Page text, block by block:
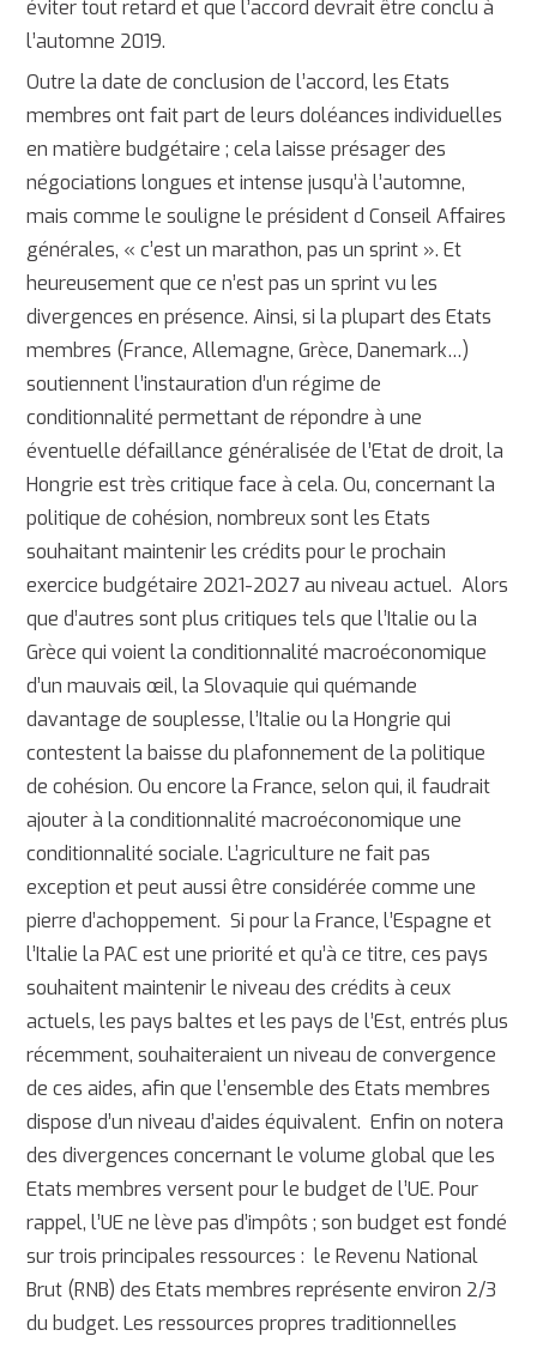
éviter tout retard et que l’accord devrait être conclu à
l’automne 2019.
Outre la date de conclusion de l’accord, les Etats
membres ont fait part de leurs doléances individuelles
en matière budgétaire ; cela laisse présager des
négociations longues et intense jusqu’à l’automne,
mais comme le souligne le président d Conseil Affaires
générales, « c’est un marathon, pas un sprint ». Et
heureusement que ce n’est pas un sprint vu les
divergences en présence. Ainsi, si la plupart des Etats
membres (France, Allemagne, Grèce, Danemark…)
soutiennent l’instauration d’un régime de
conditionnalité permettant de répondre à une
éventuelle défaillance généralisée de l’Etat de droit, la
Hongrie est très critique face à cela. Ou, concernant la
politique de cohésion, nombreux sont les Etats
souhaitant maintenir les crédits pour le prochain
exercice budgétaire 2021-2027 au niveau actuel. Alors
que d’autres sont plus critiques tels que l’Italie ou la
Grèce qui voient la conditionnalité macroéconomique
d’un mauvais œil, la Slovaquie qui quémande
davantage de souplesse, l’Italie ou la Hongrie qui
contestent la baisse du plafonnement de la politique
de cohésion. Ou encore la France, selon qui, il faudrait
ajouter à la conditionnalité macroéconomique une
conditionnalité sociale. L’agriculture ne fait pas
exception et peut aussi être considérée comme une
pierre d’achoppement. Si pour la France, l’Espagne et
l’Italie la PAC est une priorité et qu’à ce titre, ces pays
souhaitent maintenir le niveau des crédits à ceux
actuels, les pays baltes et les pays de l’Est, entrés plus
récemment, souhaiteraient un niveau de convergence
de ces aides, afin que l’ensemble des Etats membres
dispose d’un niveau d’aides équivalent. Enfin on notera
des divergences concernant le volume global que les
Etats membres versent pour le budget de l’UE. Pour
rappel, l’UE ne lève pas d’impôts ; son budget est fondé
sur trois principales ressources : le Revenu National
Brut (RNB) des Etats membres représente environ 2/3
du budget. Les ressources propres traditionnelles